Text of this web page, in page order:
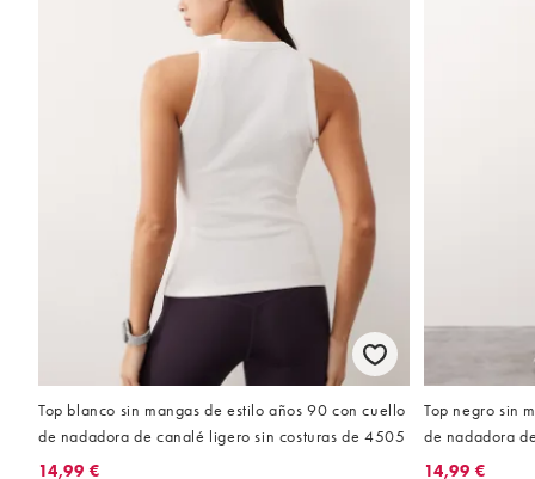
Top blanco sin mangas de estilo años 90 con cuello
de nadadora de canalé ligero sin costuras de 4505
14,99 €
Top negro sin
de nadadora
14,99 €